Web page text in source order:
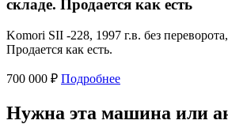
складе. Продается как есть
Komori SII -228, 1997 г.в. без
Продается как есть.
700 000 ₽ Подробнее
Нужна эта машина или